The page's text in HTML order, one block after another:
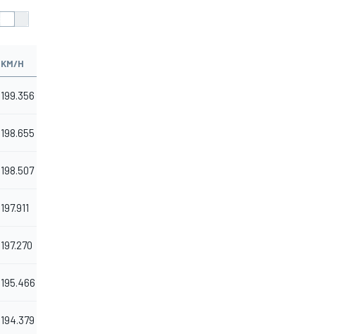
KM/H
199.356
198.655
198.507
197.911
197.270
195.466
194.379